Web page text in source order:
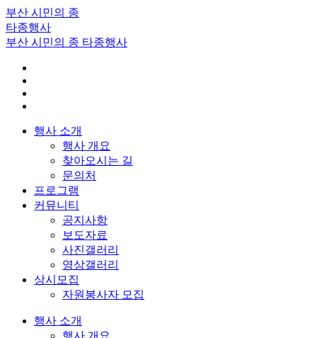
부산 시민의 종
타종행사
부산 시민의 종 타종행사
행사 소개
행사 개요
찾아오시는 길
문의처
프로그램
커뮤니티
공지사항
보도자료
사진갤러리
영상갤러리
상시모집
자원봉사자 모집
행사 소개
행사 개요